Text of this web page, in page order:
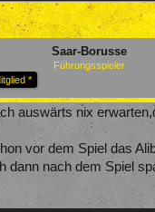
Saar-Borusse
Führungsspieler
*
auswärts nix
vor dem Spiel das
dann nach dem Spiel